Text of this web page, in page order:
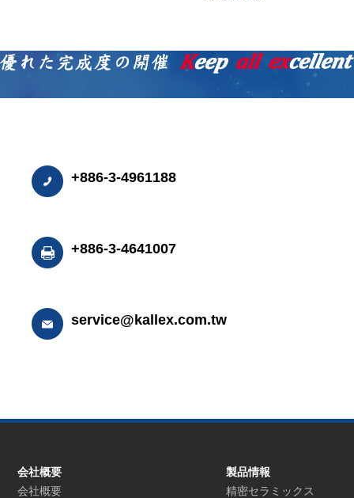
+886-3-4961188
+886-3-4641007
service@kallex.com.tw
会社概要
会社概要
製品情報
精密セラミックス